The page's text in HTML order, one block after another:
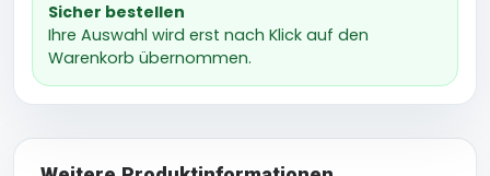
Sicher bestellen
Ihre Auswahl wird erst nach Klick auf den
Warenkorb übernommen.